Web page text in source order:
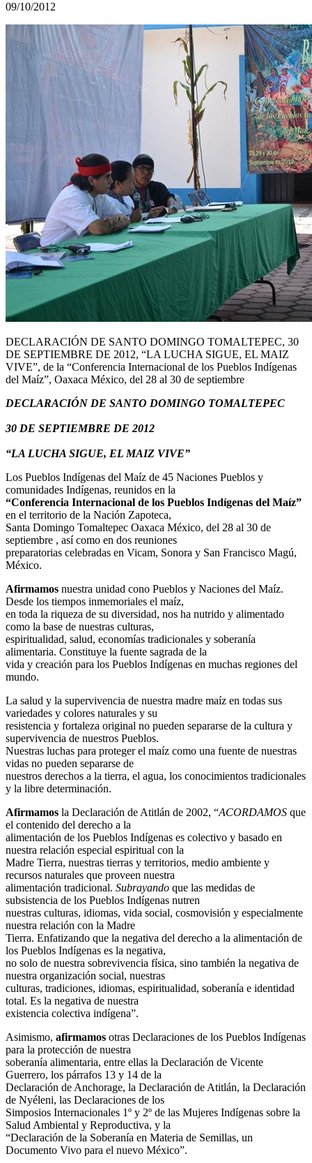
09/10/2012
DECLARACIÓN DE SANTO DOMINGO TOMALTEPEC, 30
DE SEPTIEMBRE DE 2012, “LA LUCHA SIGUE, EL MAIZ
VIVE”, de la “Conferencia Internacional de los Pueblos Indígenas
del Maíz”, Oaxaca México, del 28 al 30 de septiembre
DECLARACIÓN DE SANTO DOMINGO TOMALTEPEC
30 DE SEPTIEMBRE DE 2012
“LA LUCHA SIGUE, EL MAIZ VIVE”
Los Pueblos Indígenas del Maíz de 45 Naciones Pueblos y
comunidades Indígenas, reunidos en la
“Conferencia Internacional de los Pueblos Indígenas del Maíz”
en el territorio de la Nación Zapoteca,
Santa Domingo Tomaltepec Oaxaca México, del 28 al 30 de
septiembre , así como en dos reuniones
preparatorias celebradas en Vicam, Sonora y San Francisco Magú,
México.
Afirmamos nuestra unidad cono Pueblos y Naciones del Maíz.
Desde los tiempos inmemoriales el maíz,
en toda la riqueza de su diversidad, nos ha nutrido y alimentado
como la base de nuestras culturas,
espiritualidad, salud, economías tradicionales y soberanía
alimentaria. Constituye la fuente sagrada de la
vida y creación para los Pueblos Indígenas en muchas regiones del
mundo.
La salud y la supervivencia de nuestra madre maíz en todas sus
variedades y colores naturales y su
resistencia y fortaleza original no pueden separarse de la cultura y
supervivencia de nuestros Pueblos.
Nuestras luchas para proteger el maíz como una fuente de nuestras
vidas no pueden separarse de
nuestros derechos a la tierra, el agua, los conocimientos tradicionales
y la libre determinación.
Afirmamos la Declaración de Atitlán de 2002, “ACORDAMOS que
el contenido del derecho a la
alimentación de los Pueblos Indígenas es colectivo y basado en
nuestra relación especial espiritual con la
Madre Tierra, nuestras tierras y territorios, medio ambiente y
recursos naturales que proveen nuestra
alimentación tradicional. Subrayando que las medidas de
subsistencia de los Pueblos Indígenas nutren
nuestras culturas, idiomas, vida social, cosmovisión y especialmente
nuestra relación con la Madre
Tierra. Enfatizando que la negativa del derecho a la alimentación de
los Pueblos Indígenas es la negativa,
no solo de nuestra sobrevivencia física, sino también la negativa de
nuestra organización social, nuestras
culturas, tradiciones, idiomas, espiritualidad, soberanía e identidad
total. Es la negativa de nuestra
existencia colectiva indígena”.
Asimismo, afirmamos otras Declaraciones de los Pueblos Indígenas
para la protección de nuestra
soberanía alimentaria, entre ellas la Declaración de Vicente
Guerrero, los párrafos 13 y 14 de la
Declaración de Anchorage, la Declaración de Atitlán, la Declaración
de Nyéleni, las Declaraciones de los
Simposios Internacionales 1º y 2º de las Mujeres Indígenas sobre la
Salud Ambiental y Reproductiva, y la
“Declaración de la Soberanía en Materia de Semillas, un
Documento Vivo para el nuevo México”.